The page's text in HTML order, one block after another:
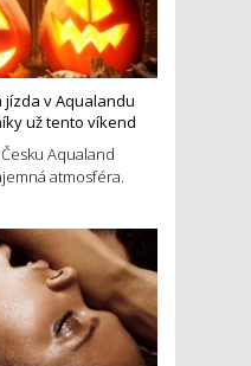
v Aqualandu
už tento víkend
Aqualand
atmosféra.